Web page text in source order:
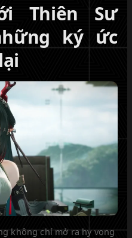
Thiên Sư
ký ức
không chỉ mở ra hy vọng